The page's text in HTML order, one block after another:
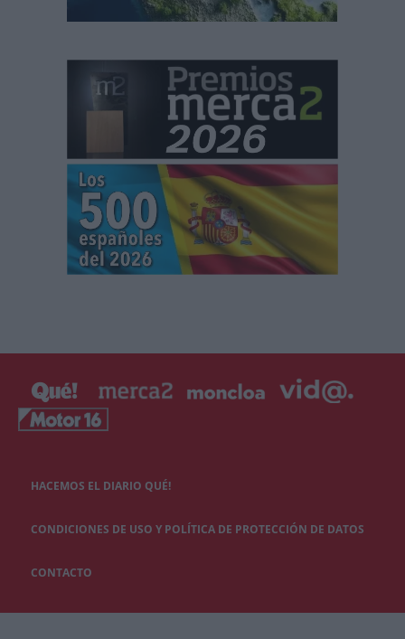
HACEMOS EL DIARIO QUÉ!
CONDICIONES DE USO Y POLÍTICA DE PROTECCIÓN DE DATOS
CONTACTO